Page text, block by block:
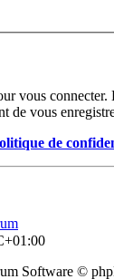
vous
de vous
de
Software ©